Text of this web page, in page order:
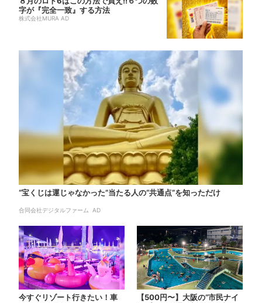
字が『完全一致』する方法
株式会社MURA AD
“宝くじは運じゃなかった”当たる人の“共通点”を知っただけ
合同会社デジタルファーム AD
今すぐリゾート行きたい！車
【500円〜】大阪の“市民ナイ